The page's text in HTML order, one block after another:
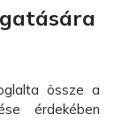
össze a
érdekében